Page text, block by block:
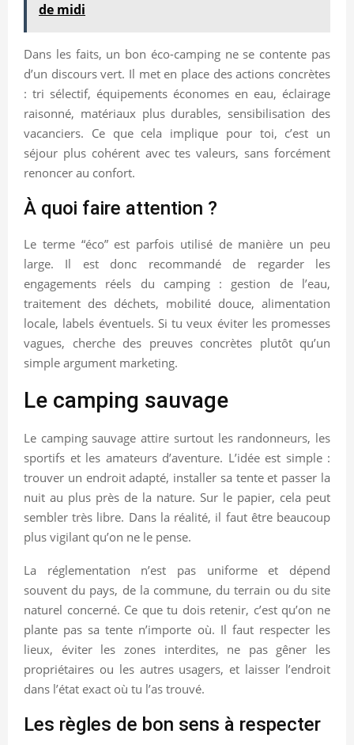
de midi
Dans les faits, un bon éco-camping ne se contente pas
d’un discours vert. Il met en place des actions concrètes
: tri sélectif, équipements économes en eau, éclairage
raisonné, matériaux plus durables, sensibilisation des
vacanciers. Ce que cela implique pour toi, c’est un
séjour plus cohérent avec tes valeurs, sans forcément
renoncer au confort.
À quoi faire attention ?
Le terme “éco” est parfois utilisé de manière un peu
large. Il est donc recommandé de regarder les
engagements réels du camping : gestion de l’eau,
traitement des déchets, mobilité douce, alimentation
locale, labels éventuels. Si tu veux éviter les promesses
vagues, cherche des preuves concrètes plutôt qu’un
simple argument marketing.
Le camping sauvage
Le camping sauvage attire surtout les randonneurs, les
sportifs et les amateurs d’aventure. L’idée est simple :
trouver un endroit adapté, installer sa tente et passer la
nuit au plus près de la nature. Sur le papier, cela peut
sembler très libre. Dans la réalité, il faut être beaucoup
plus vigilant qu’on ne le pense.
La réglementation n’est pas uniforme et dépend
souvent du pays, de la commune, du terrain ou du site
naturel concerné. Ce que tu dois retenir, c’est qu’on ne
plante pas sa tente n’importe où. Il faut respecter les
lieux, éviter les zones interdites, ne pas gêner les
propriétaires ou les autres usagers, et laisser l’endroit
dans l’état exact où tu l’as trouvé.
Les règles de bon sens à respecter